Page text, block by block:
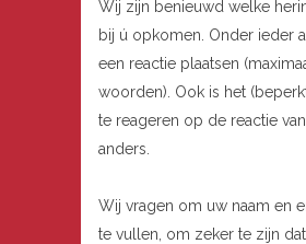
Wij zijn benieuwd welke
bij ú opkomen. Onder ieder
een reactie plaatsen
woorden). Ook is het
te reageren op de reactie
anders.
Wij vragen om uw naam en
te vullen, om zeker te zijn